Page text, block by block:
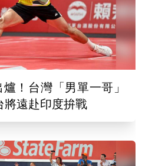
！台灣「男單一哥」
15組台將遠赴印度拚戰